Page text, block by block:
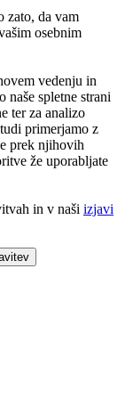
zato, da vam
osebnim
vedenju in
naše spletne strani
ter za analizo
primerjamo z
prek njihovih
že uporabljate
in v naši izjavi